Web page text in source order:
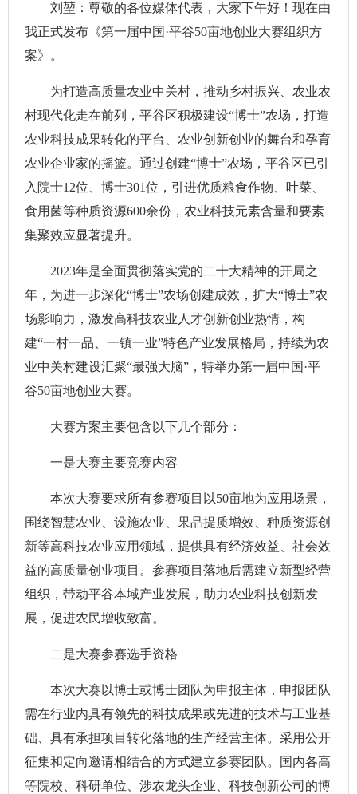
刘堃：尊敬的各位媒体代表，大家下午好！现在由
我正式发布《第一届中国·平谷50亩地创业大赛组织方
案》。
为打造高质量农业中关村，推动乡村振兴、农业农
村现代化走在前列，平谷区积极建设“博士”农场，打造
农业科技成果转化的平台、农业创新创业的舞台和孕育
农业企业家的摇篮。通过创建“博士”农场，平谷区已引
入院士12位、博士301位，引进优质粮食作物、叶菜、
食用菌等种质资源600余份，农业科技元素含量和要素
集聚效应显著提升。
2023年是全面贯彻落实党的二十大精神的开局之
年，为进一步深化“博士”农场创建成效，扩大“博士”农
场影响力，激发高科技农业人才创新创业热情，构
建“一村一品、一镇一业”特色产业发展格局，持续为农
业中关村建设汇聚“最强大脑”，特举办第一届中国·平
谷50亩地创业大赛。
大赛方案主要包含以下几个部分：
一是大赛主要竞赛内容
本次大赛要求所有参赛项目以50亩地为应用场景，
围绕智慧农业、设施农业、果品提质增效、种质资源创
新等高科技农业应用领域，提供具有经济效益、社会效
益的高质量创业项目。参赛项目落地后需建立新型经营
组织，带动平谷本域产业发展，助力农业科技创新发
展，促进农民增收致富。
二是大赛参赛选手资格
本次大赛以博士或博士团队为申报主体，申报团队
需在行业内具有领先的科技成果或先进的技术与工业基
础、具有承担项目转化落地的生产经营主体。采用公开
征集和定向邀请相结合的方式建立参赛团队。国内各高
等院校、科研单位、涉农龙头企业、科技创新公司的博